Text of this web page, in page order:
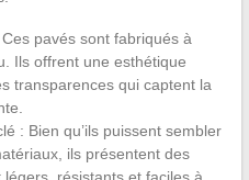
pavés sont fabriqués à
Ils offrent une esthétique
transparences qui captent la
: Bien qu’ils puissent sembler
ils présentent des